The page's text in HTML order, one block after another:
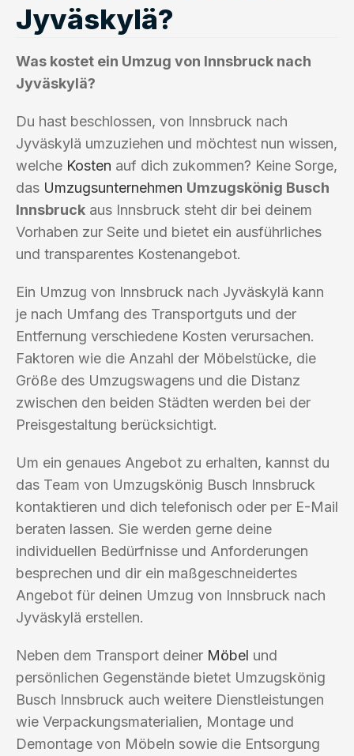
Jyväskylä?
Was kostet ein Umzug von Innsbruck nach
Jyväskylä?
Du hast beschlossen, von Innsbruck nach
Jyväskylä umzuziehen und möchtest nun wissen,
welche Kosten auf dich zukommen? Keine Sorge,
das Umzugsunternehmen Umzugskönig Busch
Innsbruck aus Innsbruck steht dir bei deinem
Vorhaben zur Seite und bietet ein ausführliches
und transparentes Kostenangebot.
Ein Umzug von Innsbruck nach Jyväskylä kann
je nach Umfang des Transportguts und der
Entfernung verschiedene Kosten verursachen.
Faktoren wie die Anzahl der Möbelstücke, die
Größe des Umzugswagens und die Distanz
zwischen den beiden Städten werden bei der
Preisgestaltung berücksichtigt.
Um ein genaues Angebot zu erhalten, kannst du
das Team von Umzugskönig Busch Innsbruck
kontaktieren und dich telefonisch oder per E-Mail
beraten lassen. Sie werden gerne deine
individuellen Bedürfnisse und Anforderungen
besprechen und dir ein maßgeschneidertes
Angebot für deinen Umzug von Innsbruck nach
Jyväskylä erstellen.
Neben dem Transport deiner Möbel und
persönlichen Gegenstände bietet Umzugskönig
Busch Innsbruck auch weitere Dienstleistungen
wie Verpackungsmaterialien, Montage und
Demontage von Möbeln sowie die Entsorgung